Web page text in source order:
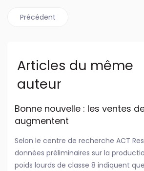
Article précédent : Michelin agrandit
Précédent
Articles du même
auteur
Bonne nouvelle : les ventes
augmentent
Selon le centre de recherche ACT
données préliminaires sur la
poids lourds de classe 8 indiquent